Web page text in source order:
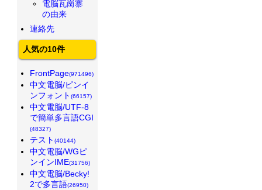
電脳瓦崗寨
の由来
連絡先
人気の10件
FrontPage(971496)
中文電脳/ピンイ
ンフォント (66157)
中文電脳/UTF-8
で簡単多言語CGI
(48327)
テスト (40144)
中文電脳/WGピ
ンインIME(31756)
中文電脳/Becky!
2で多言語(26950)